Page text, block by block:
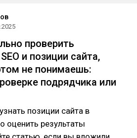
проверить
и позиции сайта,
не понимаешь:
подрядчика или
позиции сайта в
оценить результаты